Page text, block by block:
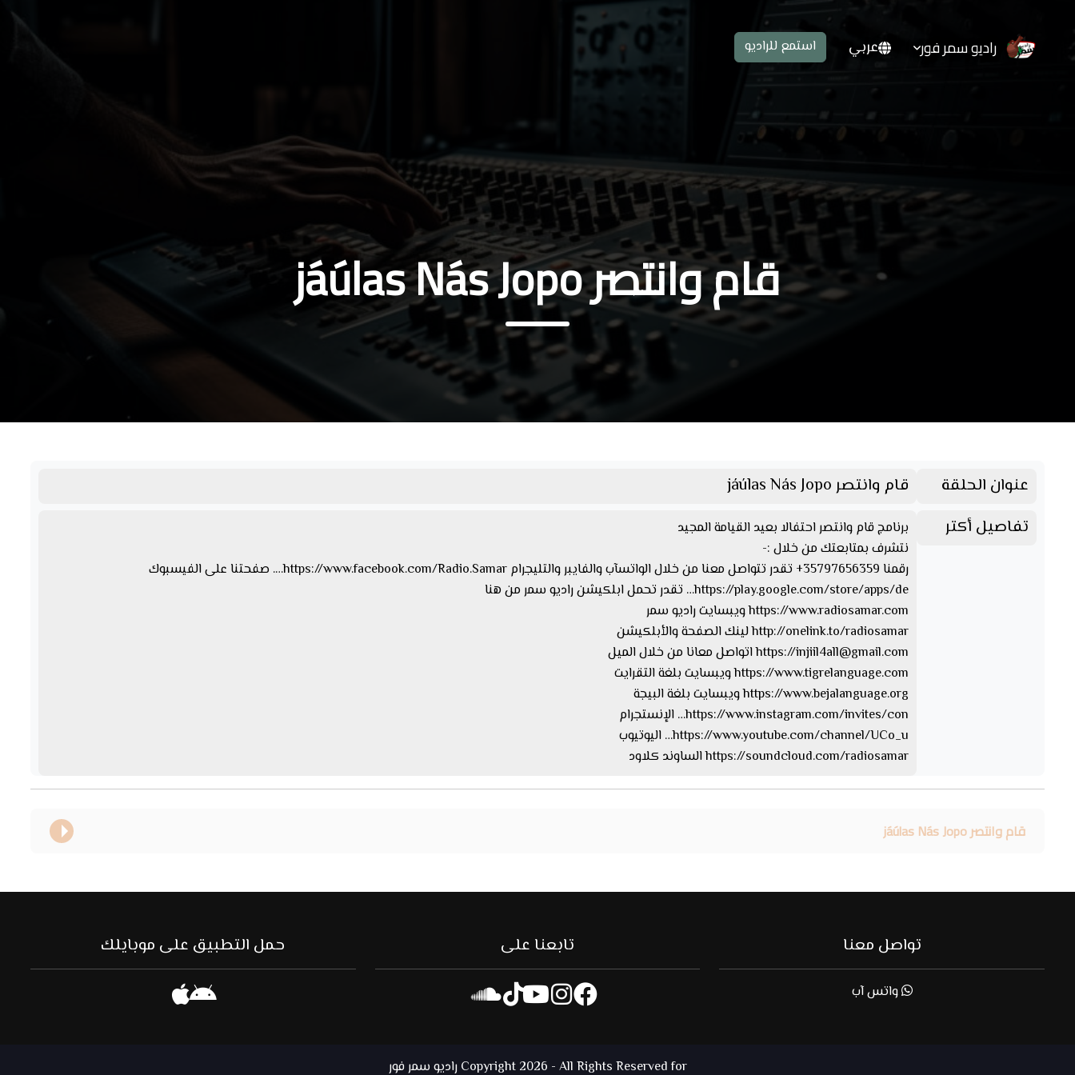
راديو سمر فور عربي استمع للراديو
قام وانتصر jáúlas Nás Jopo
عنوان الحلقة
قام وانتصر jáúlas Nás Jopo
تفاصيل أكتر
برنامج قام وانتصر احتفالا بعيد القيامة المجيد
نتشرف بمتابعتك من خلال :-
رقمنا 35797656359+ تقدر تتواصل معنا من خلال الواتسآب والفايبر والتليجرام https://www.facebook.com/Radio.Samar…. صفحتنا على الفيسبوك
https://play.google.com/store/apps/de… تقدر تحمل ابلكيشن راديو سمر من هنا
https://www.radiosamar.com ويبسايت راديو سمر
http://onelink.to/radiosamar لينك الصفحة والأبلكيشن
https://injiil4all@gmail.com
اتواصل معانا من خلال الميل
https://www.tigrelanguage.com ويبسايت بلغة التقرايت
https://www.bejalanguage.org ويبسايت بلغة البيجة
https://www.instagram.com/invites/con… الإنستجرام
https://www.youtube.com/channel/UCo_u… اليوتيوب
https://soundcloud.com/radiosamar الساوند كلاود
قام وانتصر jáúlas Nás Jopo
تواصل معنا
واتس آب
تابعنا على حمل التطبيق على موبايلك
Copyright 2026 - All Rights Reserved for راديو سمر فور